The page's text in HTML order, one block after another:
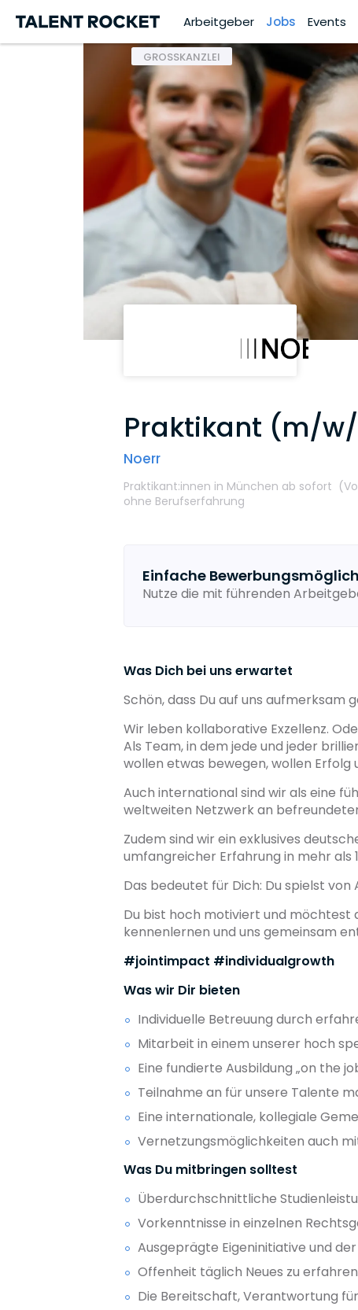
Arbeitgeber Jobs Events
GROSSKANZLEI
Praktikant (m/
Noerr
Praktikant:innen in München ab sofort
ohne Berufserfahrung
Einfache
Nutze die mit führenden
Was Dich bei uns erwartet
Schön, dass Du auf uns aufmerksam
Wir leben kollaborative Exzellenz.
Als Team, in dem jede und jeder
wollen etwas bewegen, wollen Erfolg
Auch international sind wir als eine
weltweiten Netzwerk an
Zudem sind wir ein exklusives
umfangreicher Erfahrung in mehr als
Das bedeutet für Dich: Du spielst
Du bist hoch motiviert und möchtest
kennenlernen und uns gemeinsam
#jointimpact #individualgrowth
Was wir Dir bieten
Individuelle Betreuung durch
Mitarbeit in einem unserer hoch
Eine fundierte Ausbildung „on the
Teilnahme an für unsere Talente
Eine internationale, kollegiale
Vernetzungsmöglichkeiten auch
Was Du mitbringen solltest
Überdurchschnittliche
Vorkenntnisse in einzelnen
Ausgeprägte Eigeninitiative und
Offenheit täglich Neues zu
Die Bereitschaft, Verantwortung